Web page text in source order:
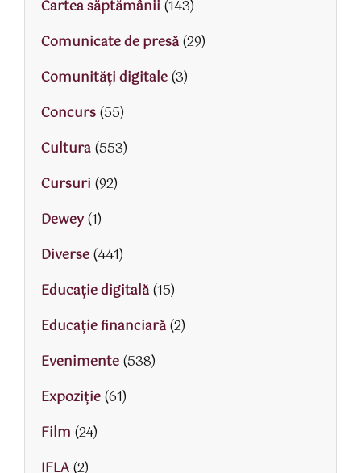
Cartea săptămânii (143)
Comunicate de presă(29)
Comunități digitale(3)
Concurs(55)
Cultura(553)
Cursuri (92)
Dewey(1)
Diverse(441)
Educaţie digitală(15)
Educaţie financiară(2)
Evenimente(538)
Expoziție(61)
Film (24)